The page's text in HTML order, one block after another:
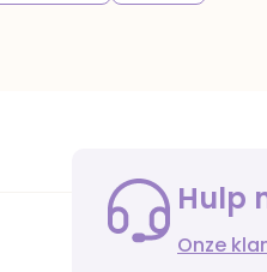
Hulp
Onze